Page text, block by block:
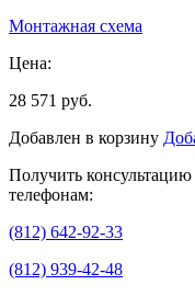
Монтажная схема
Цена:
28 571 руб.
Добавлен в корзину
Получить
телефонам:
(812) 642-92-33
(812) 939-42-48